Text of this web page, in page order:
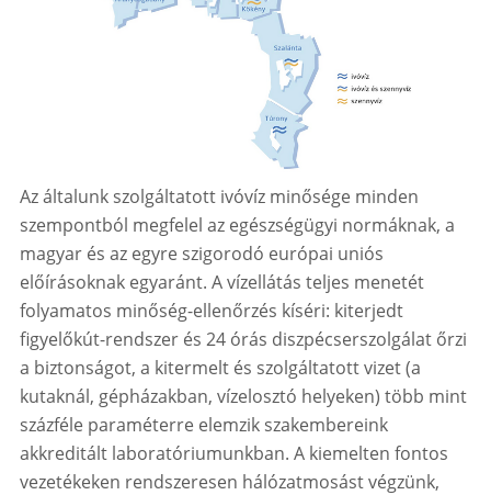
Az általunk szolgáltatott ivóvíz minősége minden
szempontból megfelel az egészségügyi normáknak, a
magyar és az egyre szigorodó európai uniós
előírásoknak egyaránt. A vízellátás teljes menetét
folyamatos minőség-ellenőrzés kíséri: kiterjedt
figyelőkút-rendszer és 24 órás diszpécserszolgálat őrzi
a biztonságot, a kitermelt és szolgáltatott vizet (a
kutaknál, gépházakban, vízelosztó helyeken) több mint
százféle paraméterre elemzik szakembereink
akkreditált laboratóriumunkban. A kiemelten fontos
vezetékeken rendszeresen hálózatmosást végzünk,